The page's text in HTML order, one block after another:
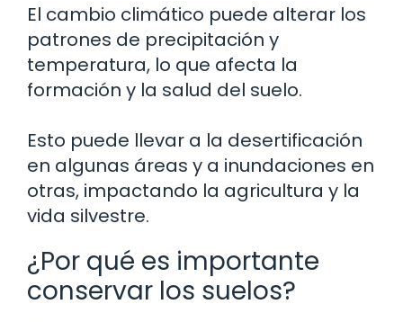
El cambio climático puede alterar los
patrones de precipitación y
temperatura, lo que afecta la
formación y la salud del suelo.
Esto puede llevar a la desertificación
en algunas áreas y a inundaciones en
otras, impactando la agricultura y la
vida silvestre.
¿Por qué es importante
conservar los suelos?